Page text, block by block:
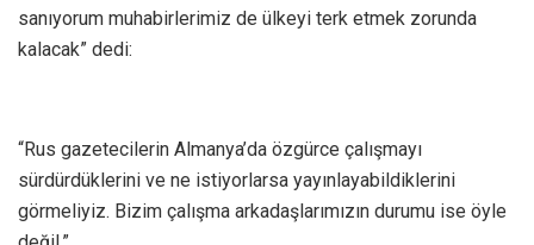
sanıyorum muhabirlerimiz de ülkeyi terk etmek zorunda
kalacak” dedi:
“Rus gazetecilerin Almanya’da özgürce çalışmayı
sürdürdüklerini ve ne istiyorlarsa yayınlayabildiklerini
görmeliyiz. Bizim çalışma arkadaşlarımızın durumu ise öyle